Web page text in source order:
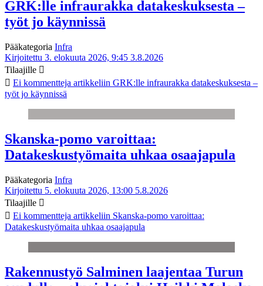
GRK:lle infraurakka datakeskuksesta –
työt jo käynnissä
Pääkategoria Infra
Kirjoitettu 3. elokuuta 2026, 9:45 3.8.2026
Tilaajille
Ei kommentteja artikkeliin GRK:lle infraurakka datakeskuksesta –
työt jo käynnissä
Skanska-pomo varoittaa:
Datakeskustyömaita uhkaa osaajapula
Pääkategoria Infra
Kirjoitettu 5. elokuuta 2026, 13:00 5.8.2026
Tilaajille
Ei kommentteja artikkeliin Skanska-pomo varoittaa:
Datakeskustyömaita uhkaa osaajapula
Rakennustyö Salminen laajentaa Turun